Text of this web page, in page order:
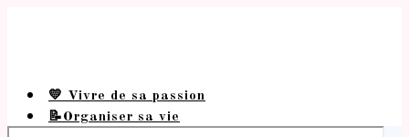
💛 Vivre de sa passion
📝Organiser sa vie